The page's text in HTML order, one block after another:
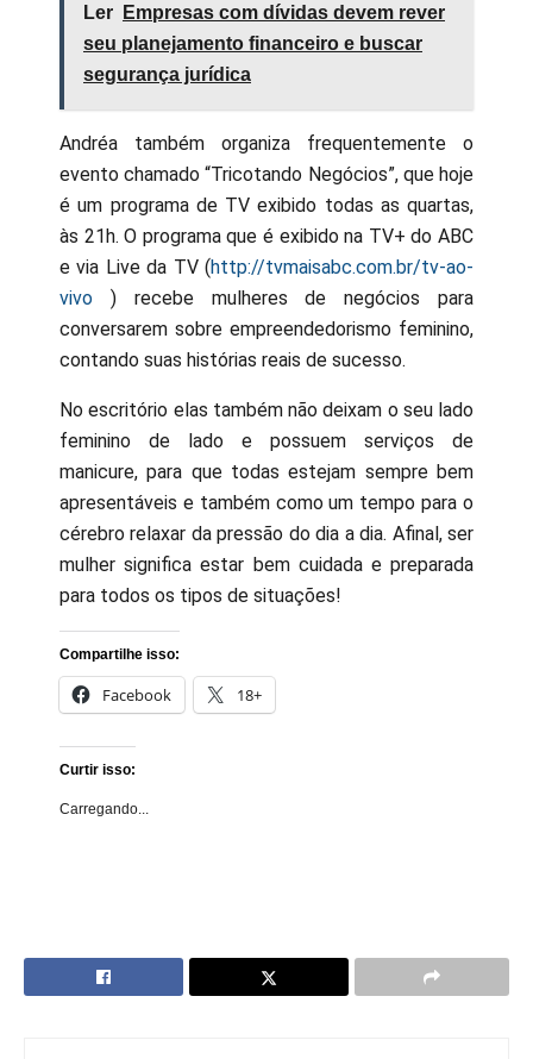
Ler
Empresas com dívidas devem rever
seu planejamento financeiro e buscar
segurança jurídica
Andréa também organiza frequentemente o
evento chamado “Tricotando Negócios”, que hoje
é um programa de TV exibido todas as quartas,
às 21h. O programa que é exibido na TV+ do ABC
e via Live da TV (http://tvmaisabc.com.br/tv-ao-
vivo ) recebe mulheres de negócios para
conversarem sobre empreendedorismo feminino,
contando suas histórias reais de sucesso.
No escritório elas também não deixam o seu lado
feminino de lado e possuem serviços de
manicure, para que todas estejam sempre bem
apresentáveis e também como um tempo para o
cérebro relaxar da pressão do dia a dia. Afinal, ser
mulher significa estar bem cuidada e preparada
para todos os tipos de situações!
Compartilhe isso:
Facebook 18+
Curtir isso:
Carregando...